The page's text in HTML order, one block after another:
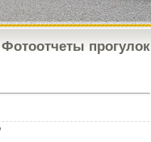
Фотоотчеты прогулок